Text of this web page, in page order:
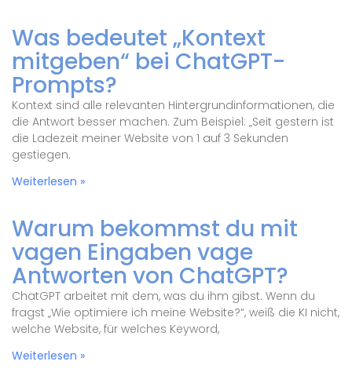
Was bedeutet „Kontext
mitgeben“ bei ChatGPT-
Prompts?
Kontext sind alle relevanten Hintergrundinformationen, die
die Antwort besser machen. Zum Beispiel: „Seit gestern ist
die Ladezeit meiner Website von 1 auf 3 Sekunden
gestiegen.
Weiterlesen »
Warum bekommst du mit
vagen Eingaben vage
Antworten von ChatGPT?
ChatGPT arbeitet mit dem, was du ihm gibst. Wenn du
fragst „Wie optimiere ich meine Website?“, weiß die KI nicht,
welche Website, für welches Keyword,
Weiterlesen »